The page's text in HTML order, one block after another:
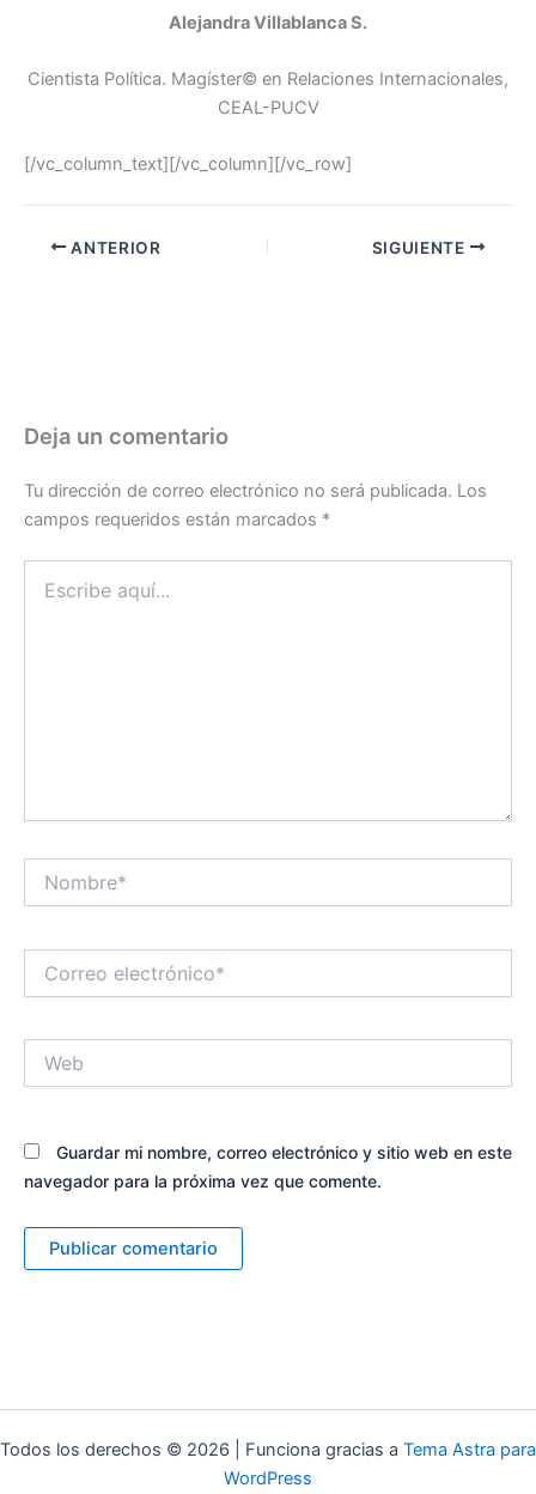
Alejandra Villablanca S.
Cientista Política. Magíster© en Relaciones Internacionales,
CEAL-PUCV
[/vc_column_text][/vc_column][/vc_row]
ANTERIOR SIGUIENTE
Deja un comentario
Tu dirección de correo electrónico no será publicada. Los
campos requeridos están marcados *
aquí...
electrónico*
Guardar mi nombre, correo electrónico y sitio web en este
navegador para la próxima vez que comente.
Todos los derechos © 2026 | Funciona gracias a Tema Astra para
WordPress